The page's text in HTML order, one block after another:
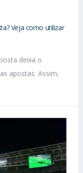
Veja como utilizar
deixa o
apostas. Assim,